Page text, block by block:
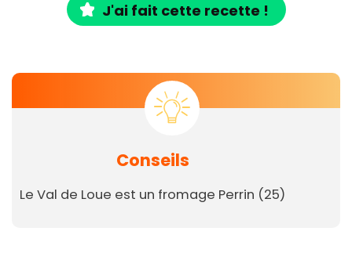
J'ai fait cette recette !
Conseils
Le Val de Loue est un fromage Perrin (25)